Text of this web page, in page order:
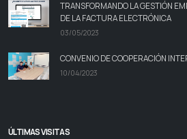
TRANSFORMANDO LA GESTIÓN
DE LA FACTURA ELECTRÓNICA
03/05/2023
CONVENIO DE COOPERACIÓN
10/04/2023
ÚLTIMAS VISITAS